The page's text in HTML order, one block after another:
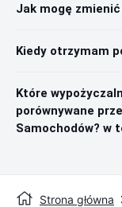
Jak mogę
Kiedy otrzymam
Które
porównywane
Samochodów? w
Strona główna